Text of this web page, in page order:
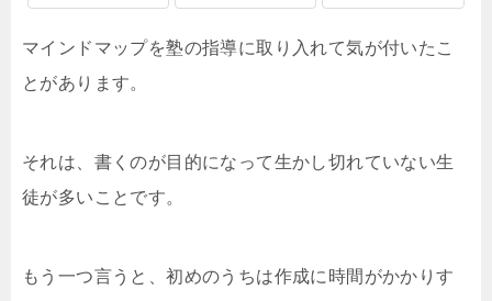
マインドマップを塾の指導に取り入れて気が付いたこ
とがあります。
それは、書くのが目的になって生かし切れていない生
徒が多いことです。
もう一つ言うと、初めのうちは作成に時間がかかりす